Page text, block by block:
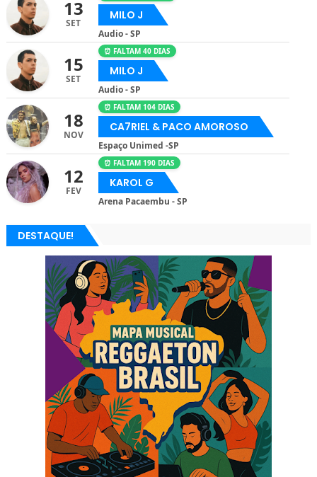
13
SET
MILO J
Audio - SP
15
SET
⏰ FALTAM 40 DIAS
MILO J
Audio - SP
18
NOV
⏰ FALTAM 104 DIAS
CA7RIEL & PACO AMOROSO
Espaço Unimed -SP
12
FEV
⏰ FALTAM 190 DIAS
KAROL G
Arena Pacaembu - SP
DESTAQUE!